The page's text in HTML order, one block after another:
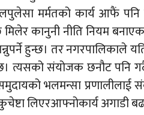
मर्मतको कार्य आफैं पनि
मिलेर कानुनी नीति नियम
हुन्छ। तर नगरपालिकाले
त्यसको संयोजक छनौट पनि
भलमन्सा प्रणालीलाई
लिएरआफ्नोकार्य अगाडी